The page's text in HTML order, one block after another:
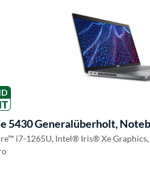
5430 Generalüberholt,
i7-1265U, Intel® Iris® Xe Graphics,